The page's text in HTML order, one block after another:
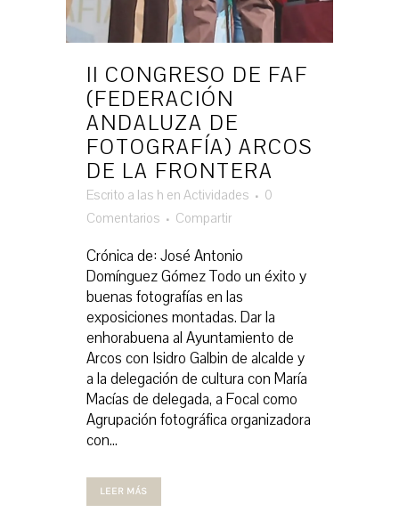
II CONGRESO DE FAF
(FEDERACIÓN
ANDALUZA DE
FOTOGRAFÍA) ARCOS
DE LA FRONTERA
Escrito a las h en Actividades
0
Comentarios
Compartir
Crónica de: José Antonio
Domínguez Gómez Todo un éxito y
buenas fotografías en las
exposiciones montadas. Dar la
enhorabuena al Ayuntamiento de
Arcos con Isidro Galbin de alcalde y
a la delegación de cultura con María
Macías de delegada, a Focal como
Agrupación fotográfica organizadora
con...
LEER MÁS